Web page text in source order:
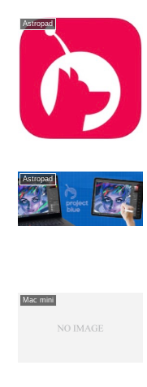
Astropad
Astropad
Mac mini